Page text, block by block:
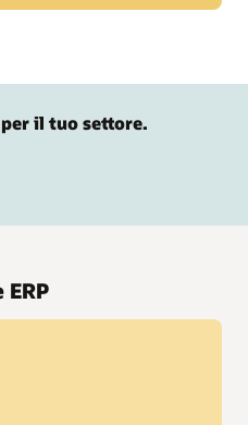
il tuo settore.